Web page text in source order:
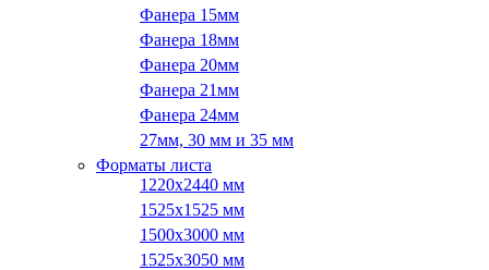
Фанера 15мм
Фанера 18мм
Фанера 20мм
Фанера 21мм
Фанера 24мм
27мм, 30 мм и 35 мм
Форматы листа
1220х2440 мм
1525х1525 мм
1500х3000 мм
1525х3050 мм